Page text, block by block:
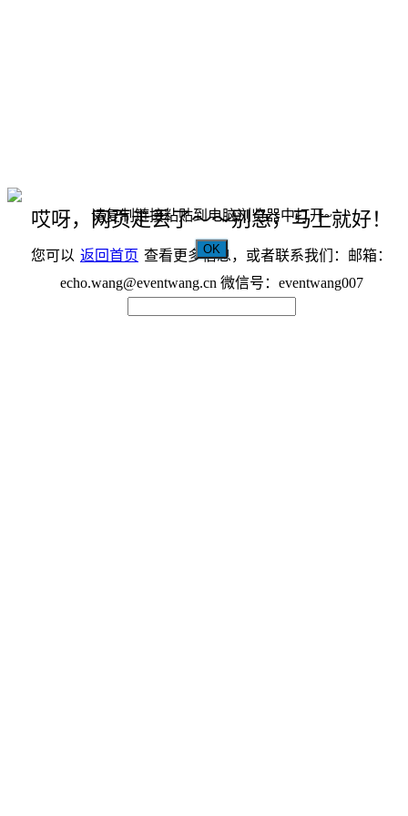
哎呀，网页走丢了～～别急，马上就好！
您可以 返回首页 查看更多信息，或者联系我们：邮箱：
echo.wang@eventwang.cn 微信号：eventwang007
请复制链接粘贴到电脑浏览器中打开~
OK